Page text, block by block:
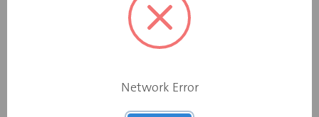
- Niet-brandbaar volgens DIN 4102
- Maximale luchtsnelheid tussen de coulissen: 20 m/s
- Maximale bedrijfstemperatuur: 100 ˚C
Network Error